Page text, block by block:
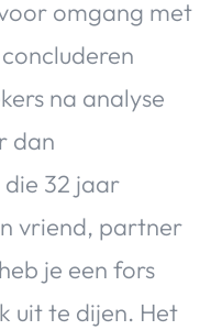
Gadgets
Huis & Tuin
omgang met
na analyse
dan
32 jaar
vriend, partner
je een fors
uit te dijen. Het